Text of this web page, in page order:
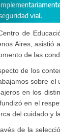
con el abordaje
de
Aires, asistió
de las
de los
sobre
en los
en el
del cuidado y
de la